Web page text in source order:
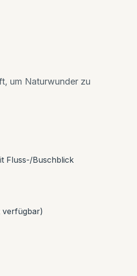
um Naturwunder zu
Fluss-/Buschblick
verfügbar)